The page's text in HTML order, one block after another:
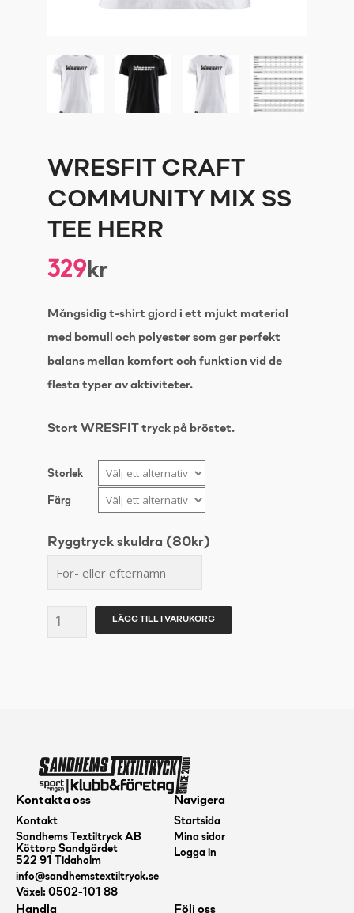
WRESFIT CRAFT
COMMUNITY MIX SS
TEE HERR
329kr
Mångsidig t-shirt gjord i ett mjukt material
med bomull och polyester som ger perfekt
balans mellan komfort och funktion vid de
flesta typer av aktiviteter.
Stort WRESFIT tryck på bröstet.
Storlek
Färg
Ryggtryck skuldra (80kr)
WRESFIT
Herr
mängd
LÄGG TILL I VARUKORG
Kontakta oss
Kontakt
Sandhems Textiltryck AB
Köttorp Sandgärdet
522 91 Tidaholm
info@sandhemstextiltryck.se
Växel: 0502-101 88
Navigera
Startsida
Mina sidor
Logga in
Handla Följ oss